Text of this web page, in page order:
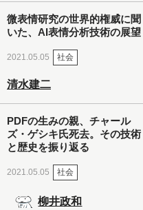
微表情研究の世界的権威に聞
いた、AI表情分析技術の展望
2021.05.05 社会
清水建二
PDFの生みの親、チャール
ズ・ゲシキ氏死去。その技術
と歴史を振り返る
2021.05.05 社会
柳井政和